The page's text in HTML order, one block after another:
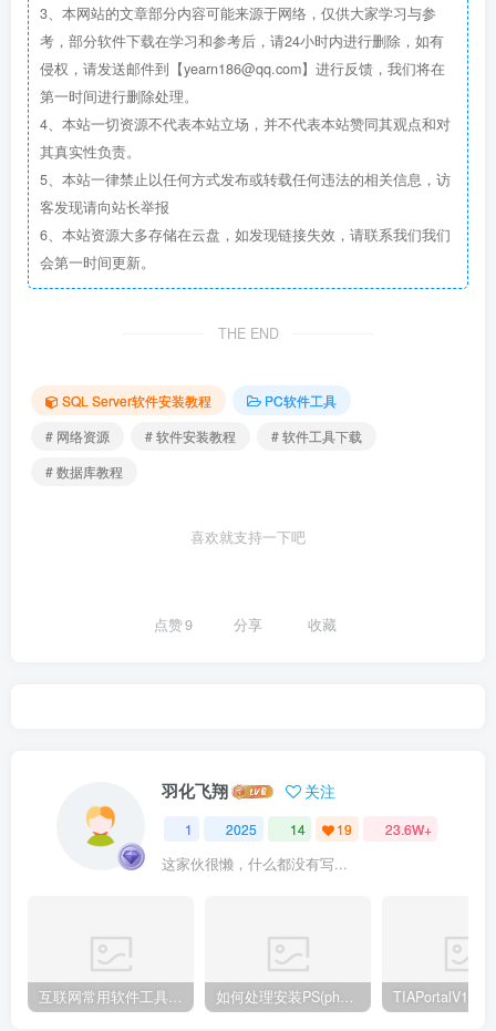
3、本网站的文章部分内容可能来源于网络，仅供大家学习与参
考，部分软件下载在学习和参考后，请24小时内进行删除，如有
侵权，请发送邮件到【yearn186@qq.com】进行反馈，我们将在
第一时间进行删除处理。
4、本站一切资源不代表本站立场，并不代表本站赞同其观点和对
其真实性负责。
5、本站一律禁止以任何方式发布或转载任何违法的相关信息，访
客发现请向站长举报
6、本站资源大多存储在云盘，如发现链接失效，请联系我们我们
会第一时间更新。
THE END
SQL Server软件安装教程
PC软件工具
# 网络资源
# 软件安装教程
# 软件工具下载
# 数据库教程
喜欢就支持一下吧
点赞9 分享 收藏
羽化飞翔 关注
1 2025 14 19 23.6W+
这家伙很懒，什么都没有写...
互联网常用软件工具资源汇总贴 如何处理安装PS(photoshop cc2018) 时，提示系统或者IE浏览器需要升级